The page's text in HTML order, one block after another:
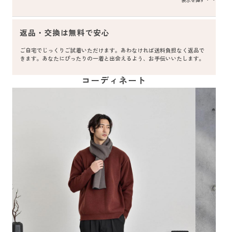
返品・交換は無料で安心
ご自宅でじっくりご試着いただけます。あわなければ送料負担なく返品で
きます。あなたにぴったりの一着と出会えるよう、お手伝いいたします。
コーディネート